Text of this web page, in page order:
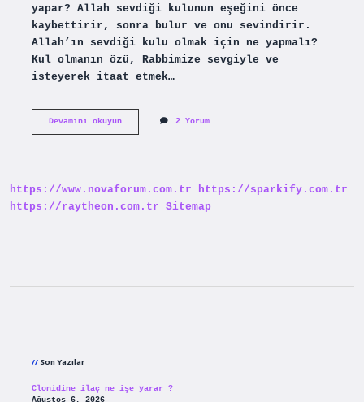
yapar? Allah sevdiği kulunun eşeğini önce
kaybettirir, sonra bulur ve onu sevindirir.
Allah’ın sevdiği kulu olmak için ne yapmalı?
Kul olmanın özü, Rabbimize sevgiyle ve
isteyerek itaat etmek…
Devamını okuyunAllah
2 Yorum
https://www.novaforum.com.tr
https://sparkify.com.tr
https://raytheon.com.tr Sitemap
Son Yazılar
Clonidine ilaç ne işe yarar ?
Ağustos 6, 2026